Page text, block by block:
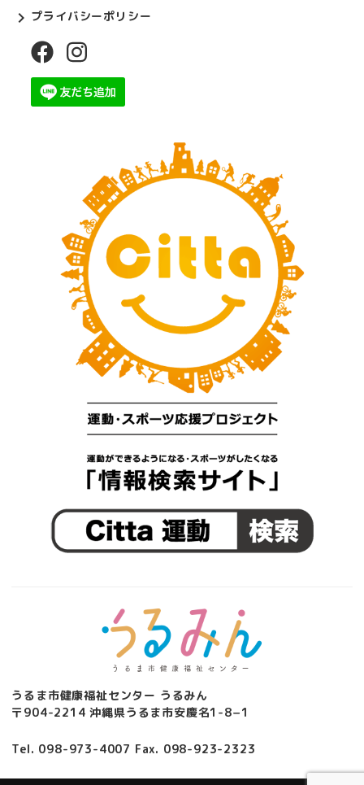
プライバシーポリシー
うるま市健康福祉センター うるみん
〒904-2214 沖縄県うるま市安慶名1-8−1
Tel. 098-973-4007 Fax. 098-923-2323